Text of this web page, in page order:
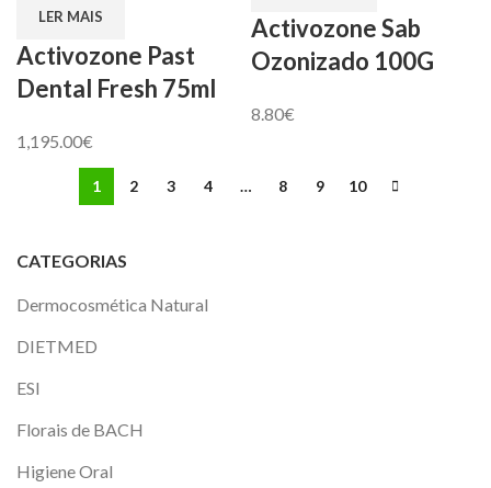
CATEGORIAS
Dermocosmética Natural
DIETMED
ESI
Florais de BACH
Higiene Oral
LER MAIS
Activozone Past
Dental Fresh 75ml
1,195.00€
Activozone Sab
Ozonizado 100G
8.80€
1 2 3 4 … 8 9 10